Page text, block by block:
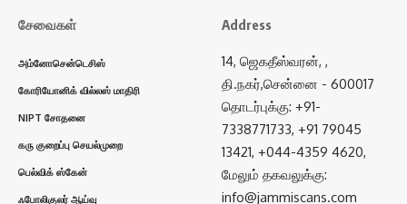
சேவைகள்
அம்னோசென்டெசிஸ்
கோரியோனிக் வில்லஸ் மாதிரி
NIPT சோதனை
கரு குறைப்பு செயல்முறை
பெல்விக் ஸ்கேன்
ஃபோலிகுலர் ஆய்வு
Address
14, ஜெகதீஸ்வரன், ,
தி.நகர்,சென்னை - 600017
தொடர்புக்கு: +91-
7338771733, +91 79045
13421, +044-4359 4620,
மேலும் தகவலுக்கு:
info@jammiscans.com